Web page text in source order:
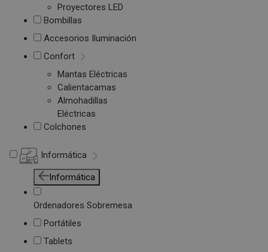
Proyectores LED
Bombillas
Accesorios Iluminación
Confort
Mantas Eléctricas
Calientacamas
Almohadillas
Eléctricas
Colchones
Informática
Informática
Ordenadores Sobremesa
Portátiles
Tablets